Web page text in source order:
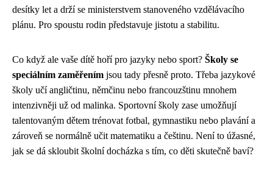
desítky let a drží se ministerstvem stanoveného vzdělávacího
plánu. Pro spoustu rodin představuje jistotu a stabilitu.
Co když ale vaše dítě hoří pro jazyky nebo sport? Školy se
speciálním zaměřením jsou tady přesně proto. Třeba jazykové
školy učí angličtinu, němčinu nebo francouzštinu mnohem
intenzivněji už od malinka. Sportovní školy zase umožňují
talentovaným dětem trénovat fotbal, gymnastiku nebo plavání a
zároveň se normálně učit matematiku a češtinu. Není to úžasné,
jak se dá skloubit školní docházka s tím, co děti skutečně baví?